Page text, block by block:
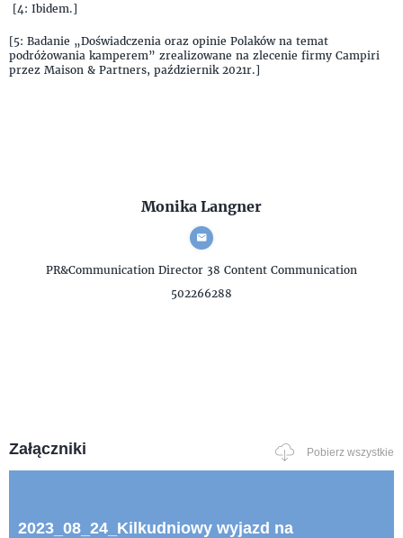
[4: Ibidem.]
[5: Badanie „Doświadczenia oraz opinie Polaków na temat
podróżowania kamperem” zrealizowane na zlecenie firmy Campiri
przez Maison & Partners, październik 2021r.]
Monika Langner
PR&Communication Director 38 Content Communication
502266288
Załączniki Pobierz wszystkie
2023_08_24_Kilkudniowy wyjazd na